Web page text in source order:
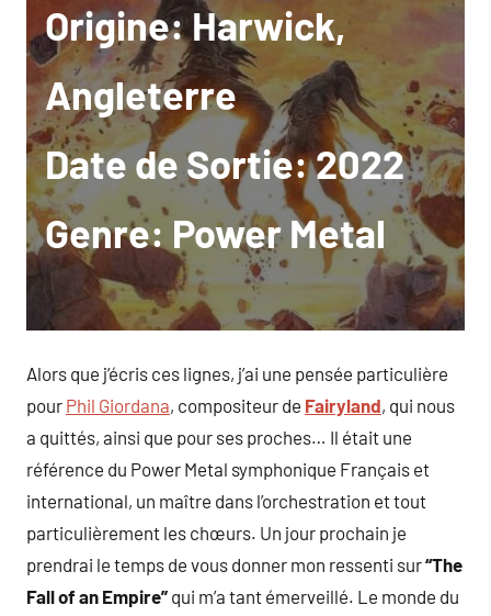
Origine: Harwick,
Angleterre
Date de Sortie: 2022
Genre: Power Metal
Alors que j’écris ces lignes, j’ai une pensée particulière
pour Phil Giordana, compositeur de Fairyland, qui nous
a quittés, ainsi que pour ses proches… Il était une
référence du Power Metal symphonique Français et
international, un maître dans l’orchestration et tout
particulièrement les chœurs. Un jour prochain je
prendrai le temps de vous donner mon ressenti sur“The
Fall of an Empire” qui m’a tant émerveillé. Le monde du